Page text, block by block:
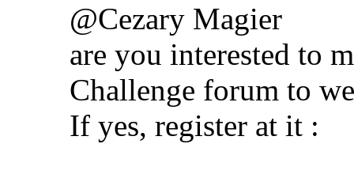
@Cezary Magier
are you interested to
Challenge forum to
If yes, register at it :